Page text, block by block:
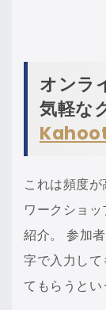
オンラ
気軽な
これは頻度
ワークショ
紹介。 参加
字で入力し
てもらうとい